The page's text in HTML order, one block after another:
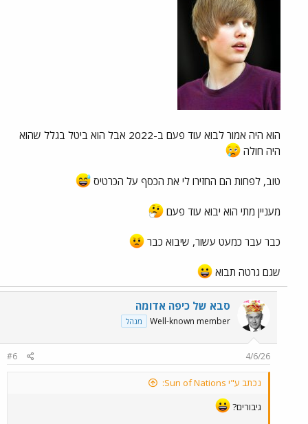
הוא היה אמור לבוא עוד פעם ב-2022 אבל הוא ביטל בגלל שהוא
היה חולה
טוב, לפחות הם החזירו לי את הכסף על הכרטיס
מעניין מתי הוא יבוא עוד פעם
כבר עבר כמעט עשור, שיבוא כבר
שגם גרטה תבוא
סבא של כיפה אדומה
Well-known member מנהל
4/6/26
#6
נכתב ע"י Sun of Nations:
גיבורים?